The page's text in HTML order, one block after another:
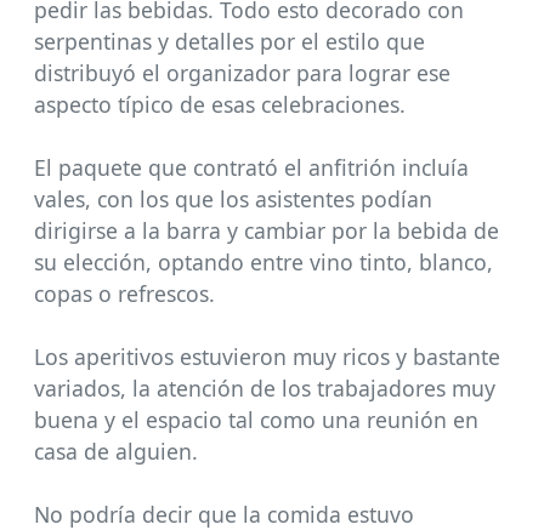
pedir las bebidas. Todo esto decorado con
serpentinas y detalles por el estilo que
distribuyó el organizador para lograr ese
aspecto típico de esas celebraciones.
El paquete que contrató el anfitrión incluía
vales, con los que los asistentes podían
dirigirse a la barra y cambiar por la bebida de
su elección, optando entre vino tinto, blanco,
copas o refrescos.
Los aperitivos estuvieron muy ricos y bastante
variados, la atención de los trabajadores muy
buena y el espacio tal como una reunión en
casa de alguien.
No podría decir que la comida estuvo